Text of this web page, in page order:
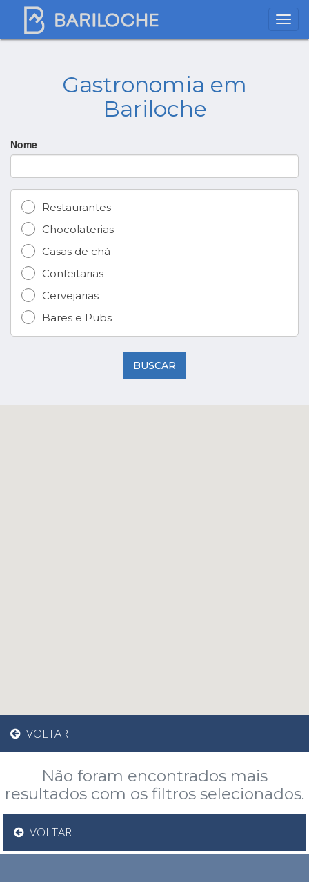
Gastronomia em
Bariloche
Nome
Restaurantes
Chocolaterias
Casas de chá
Confeitarias
Cervejarias
Bares e Pubs
BUSCAR
VOLTAR
Não foram encontrados mais
resultados com os filtros selecionados.
VOLTAR